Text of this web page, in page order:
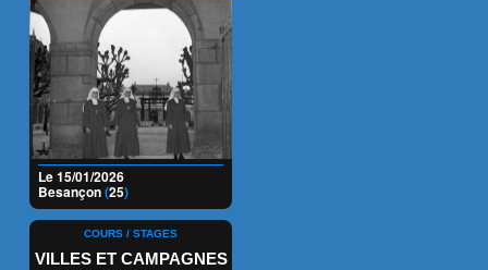
Le 15/01/2026
Besançon(25)
COURS / STAGES
VILLES ET CAMPAGNES